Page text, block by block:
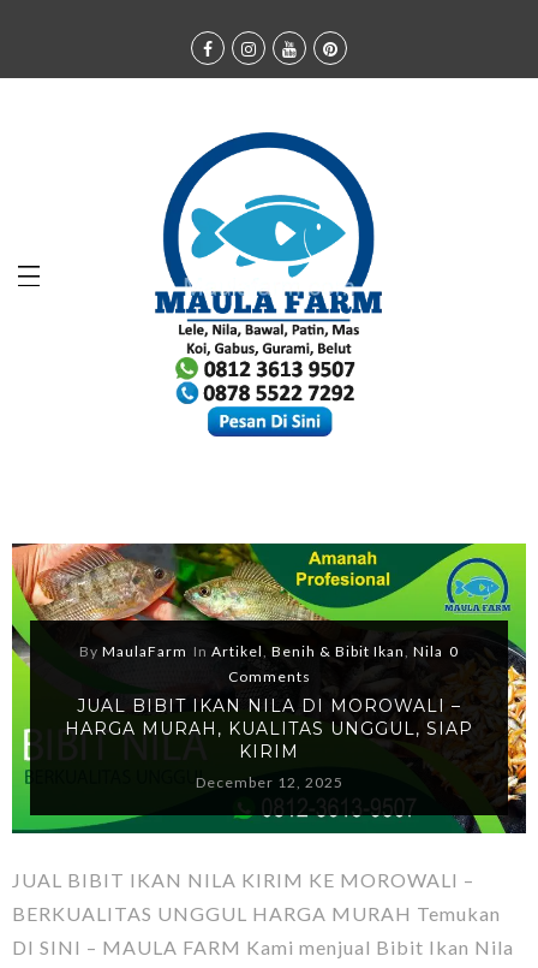
By MaulaFarm In Artikel, Benih & Bibit Ikan, Nila 0
Comments
JUAL BIBIT IKAN NILA DI MOROWALI –
HARGA MURAH, KUALITAS UNGGUL, SIAP
KIRIM
December 12, 2025
JUAL BIBIT IKAN NILA KIRIM KE MOROWALI –
BERKUALITAS UNGGUL HARGA MURAH Temukan
DI SINI – MAULA FARM Kami menjual Bibit Ikan Nila